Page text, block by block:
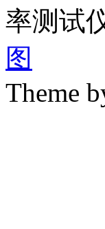
率测试
图
Theme